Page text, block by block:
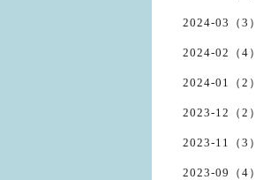
2024-03（3）
2024-02（4）
2024-01（2）
2023-12（2）
2023-11（3）
2023-09（4）